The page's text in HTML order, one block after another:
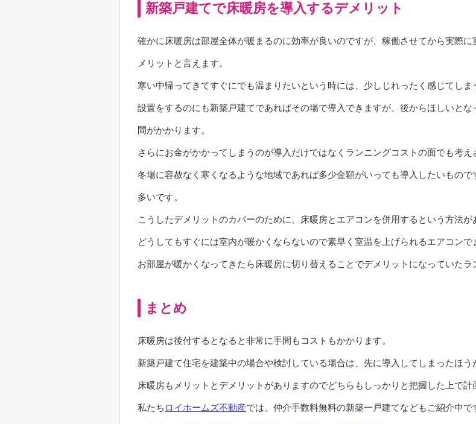
新築戸建てで床暖房を導入するデメリット
確かに床暖房は部屋全体が暖まるのに効率が良いのですが、稼働させてから実際
メリットと言えます。
寒い中帰ってきてすぐにでも温まりたいという時には、少しじれったく感じてしま
設置をするのにも新築戸建てであればその場で導入できますが、後からほしいと
間がかかります。
さらにお金がかかってしまうのが導入だけではなくランニングコストの面でも考え
冬場に容赦なく寒くなるような地域であれば多少金額がいっても導入したいもの
多いです。
こうしたデメリットのカバーのために、床暖房とエアコンを併用するという方法が
どうしてもすぐには室内が暖かくならないので素早く室温を上げられるエアコンで
お部屋が暖かくなってきたら床暖房に切り替えることでデメリットになっていたラ
まとめ
床暖房は後付するとなると非常に手間もコストもかかります。
新築戸建て住宅を建築中の場合や検討している場合は、先に導入してしまったほう
床暖房もメリットとデメリットがありますのでどちらもしっかりと把握した上で計
私たち ロイホームズ不動産では、仲介手数料無料の新築一戸建てなどもご紹介中で